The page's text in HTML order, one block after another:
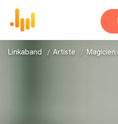
Linkaband Artiste Magicien